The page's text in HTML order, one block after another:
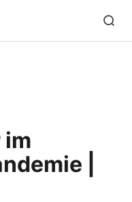
im
|